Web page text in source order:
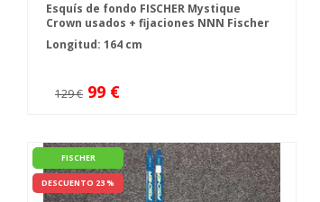
Esquís de fondo FISCHER Mystique
Crown usados + fijaciones NNN Fischer
Controll
Longitud: 164 cm
129 € 99 €
FISCHER
DESCUENTO 23 %